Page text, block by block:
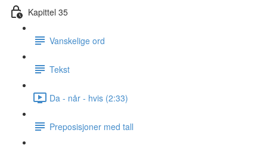
Kapittel 35
Vanskelige ord
Tekst
Da - når - hvis (2:33)
Preposisjoner med tall